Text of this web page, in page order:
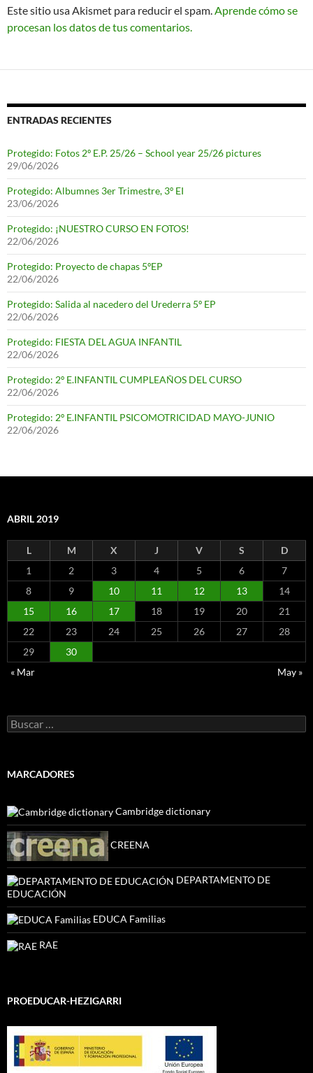
Este sitio usa Akismet para reducir el spam.Aprende cómo se
procesan los datos de tus comentarios.
ENTRADAS RECIENTES
Protegido: Fotos 2º E.P. 25/26 – School year 25/26 pictures
29/06/2026
Protegido: Albumnes 3er Trimestre, 3º EI
23/06/2026
Protegido: ¡NUESTRO CURSO EN FOTOS!
22/06/2026
Protegido: Proyecto de chapas 5ºEP
22/06/2026
Protegido: Salida al nacedero del Urederra 5º EP
22/06/2026
Protegido: FIESTA DEL AGUA INFANTIL
22/06/2026
Protegido: 2º E.INFANTIL CUMPLEAÑOS DEL CURSO
22/06/2026
Protegido: 2º E.INFANTIL PSICOMOTRICIDAD MAYO-JUNIO
22/06/2026
ABRIL 2019
L M X J V S
D
1
2 3 4 5 6
7
8
9 10 11 12 13
14
15
16 17 18 19 20
21
22
23 24 25 26 27
28
29
30
« Mar
May »
Buscar:
MARCADORES
Cambridge dictionary
CREENA
DEPARTAMENTO DE
EDUCACIÓN
EDUCA Familias
RAE
PROEDUCAR-HEZIGARRI